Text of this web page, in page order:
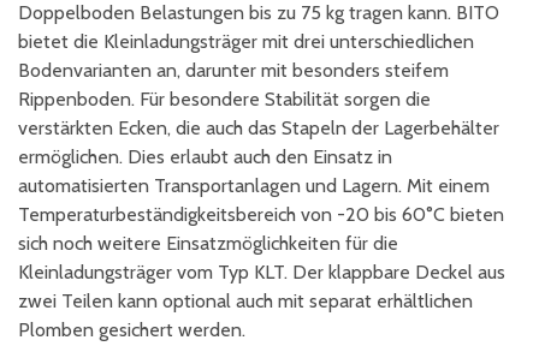
Doppelboden Belastungen bis zu 75 kg tragen kann. BITO
bietet die Kleinladungsträger mit drei unterschiedlichen
Bodenvarianten an, darunter mit besonders steifem
Rippenboden. Für besondere Stabilität sorgen die
verstärkten Ecken, die auch das Stapeln der Lagerbehälter
ermöglichen. Dies erlaubt auch den Einsatz in
automatisierten Transportanlagen und Lagern. Mit einem
Temperaturbeständigkeitsbereich von -20 bis 60°C bieten
sich noch weitere Einsatzmöglichkeiten für die
Kleinladungsträger vom Typ KLT. Der klappbare Deckel aus
zwei Teilen kann optional auch mit separat erhältlichen
Plomben gesichert werden.